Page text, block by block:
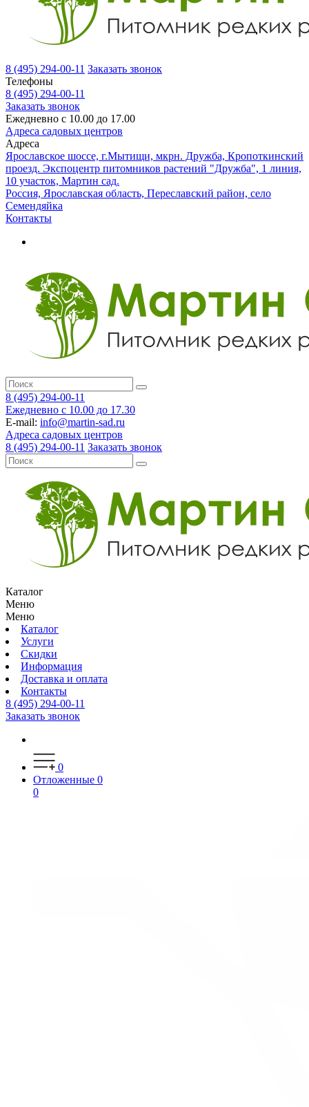
8 (495) 294-00-11 Заказать звонок
Телефоны
8 (495) 294-00-11
Заказать звонок
Ежедневно с 10.00 до 17.00
Адреса садовых центров
Адреса
Ярославское шоссе, г.Мытищи, мкрн. Дружба, Кропоткинский
проезд. Экспоцентр питомников растений "Дружба", 1 линия,
10 участок, Мартин сад.
Россия, Ярославская область, Переславский район, село
Семендяйка
Контакты
8 (495) 294-00-11
Ежедневно с 10.00 до 17.30
E-mail: info@martin-sad.ru
Адреса садовых центров
8 (495) 294-00-11 Заказать звонок
Каталог
Меню
Меню
Каталог
Услуги
Скидки
Информация
Доставка и оплата
Контакты
8 (495) 294-00-11
Заказать звонок
0
Отложенные 0
0